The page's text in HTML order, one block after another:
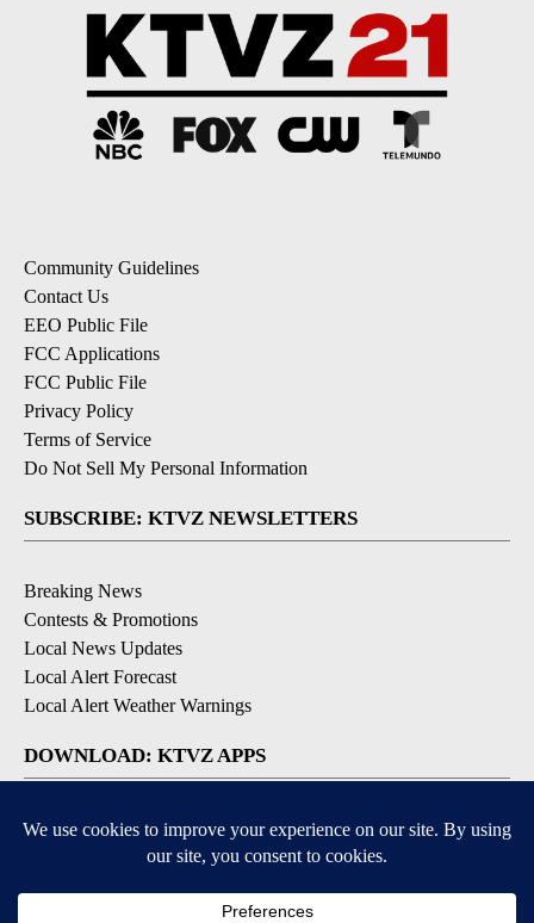
Community Guidelines
Contact Us
EEO Public File
FCC Applications
FCC Public File
Privacy Policy
Terms of Service
Do Not Sell My Personal Information
SUBSCRIBE: KTVZ NEWSLETTERS
Breaking News
Contests & Promotions
Local News Updates
Local Alert Forecast
Local Alert Weather Warnings
DOWNLOAD: KTVZ APPS
Apple & Google Play Stores